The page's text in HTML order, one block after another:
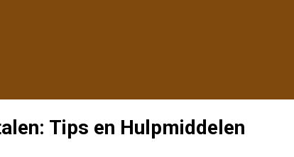
Tips en Hulpmiddelen